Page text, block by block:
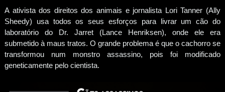
A ativista dos direitos dos animais e jornalista Lori Tanner (Ally
Sheedy) usa todos os seus esforços para livrar um cão do
laboratório do Dr. Jarret (Lance Henriksen), onde ele era
submetido à maus tratos. O grande problema é que o cachorro se
transformou num monstro assassino, pois foi modificado
geneticamente pelo cientista.